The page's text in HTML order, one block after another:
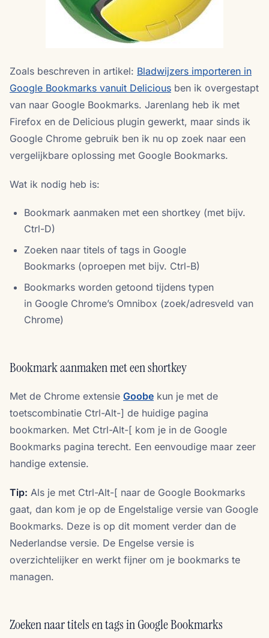
Zoals beschreven in artikel: Bladwijzers importeren in
Google Bookmarks vanuit Delicious ben ik overgestapt
van naar Google Bookmarks. Jarenlang heb ik met
Firefox en de Delicious plugin gewerkt, maar sinds ik
Google Chrome gebruik ben ik nu op zoek naar een
vergelijkbare oplossing met Google Bookmarks.
Wat ik nodig heb is:
Bookmark aanmaken met een shortkey (met bijv.
Ctrl-D)
Zoeken naar titels of tags in Google
Bookmarks (oproepen met bijv. Ctrl-B)
Bookmarks worden getoond tijdens typen
in Google Chrome’s Omnibox (zoek/adresveld van
Chrome)
Bookmark aanmaken met een shortkey
Met de Chrome extensie Goobe kun je met de
toetscombinatie Ctrl-Alt-] de huidige pagina
bookmarken. Met Ctrl-Alt-[ kom je in de Google
Bookmarks pagina terecht. Een eenvoudige maar zeer
handige extensie.
Tip: Als je met Ctrl-Alt-[ naar de Google Bookmarks
gaat, dan kom je op de Engelstalige versie van Google
Bookmarks. Deze is op dit moment verder dan de
Nederlandse versie. De Engelse versie is
overzichtelijker en werkt fijner om je bookmarks te
managen.
Zoeken naar titels en tags in Google Bookmarks